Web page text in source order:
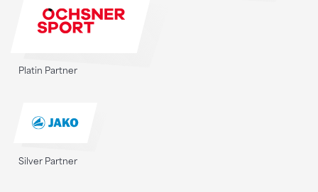
Platin Partner
Silver Partner